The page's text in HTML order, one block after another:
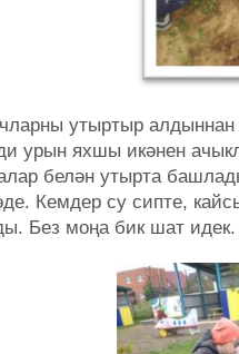
утыртыр
урын яхшы икәнен
белән утырта
Кемдер су сипте,
Без моңа бик шат идек.